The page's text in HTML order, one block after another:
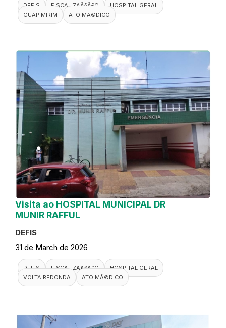
DEFIS FISCALIZAÃ§Ã£O
HOSPITAL GERAL
GUAPIMIRIM
ATO MÃ©DICO
Visita ao HOSPITAL MUNICIPAL DR
MUNIR RAFFUL
DEFIS
31 de March de 2026
DEFIS FISCALIZAÃ§Ã£O
HOSPITAL GERAL
VOLTA REDONDA
ATO MÃ©DICO